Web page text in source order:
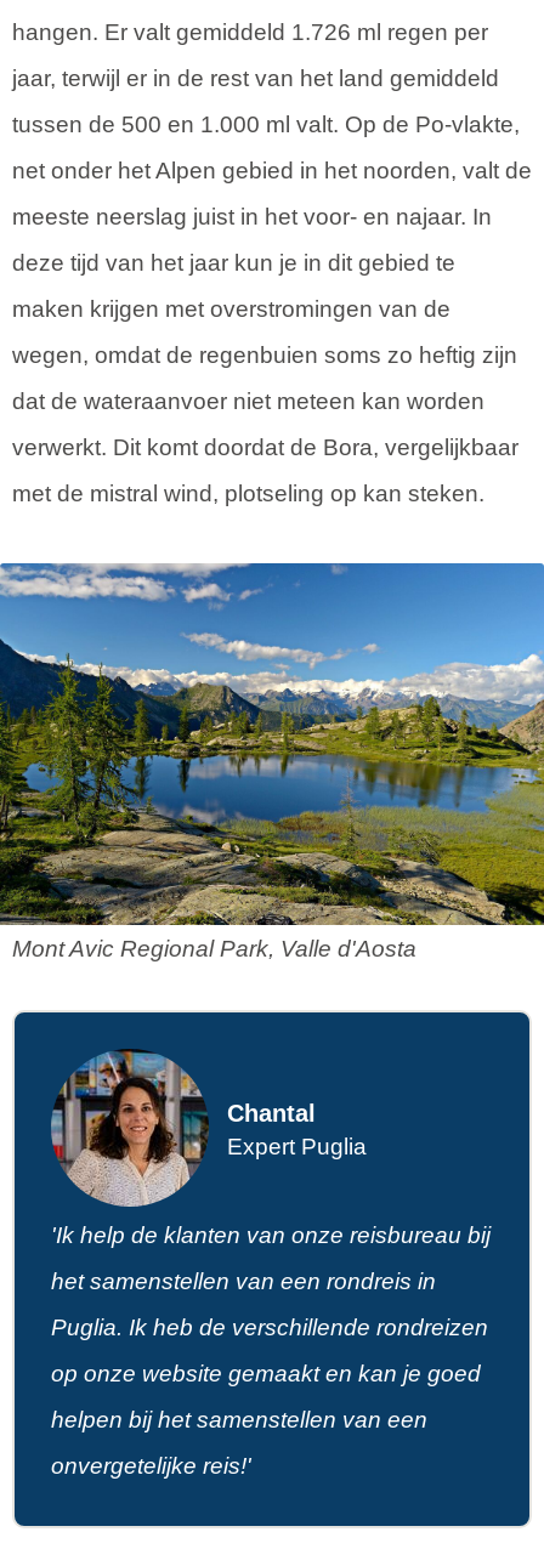
hangen. Er valt gemiddeld 1.726 ml regen per
jaar, terwijl er in de rest van het land gemiddeld
tussen de 500 en 1.000 ml valt. Op de Po-vlakte,
net onder het Alpen gebied in het noorden, valt de
meeste neerslag juist in het voor- en najaar. In
deze tijd van het jaar kun je in dit gebied te
maken krijgen met overstromingen van de
wegen, omdat de regenbuien soms zo heftig zijn
dat de wateraanvoer niet meteen kan worden
verwerkt. Dit komt doordat de Bora, vergelijkbaar
met de mistral wind, plotseling op kan steken.
Mont Avic Regional Park, Valle d'Aosta
Chantal
Expert Puglia
'Ik help de klanten van onze reisbureau bij
het samenstellen van een rondreis in
Puglia. Ik heb de verschillende rondreizen
op onze website gemaakt en kan je goed
helpen bij het samenstellen van een
onvergetelijke reis!'